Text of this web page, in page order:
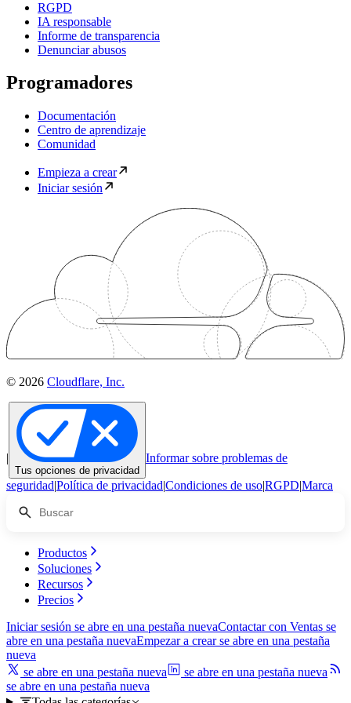
RGPD
IA responsable
Informe de transparencia
Denunciar abusos
Programadores
Documentación
Centro de aprendizaje
Comunidad
Empieza a crear
Iniciar sesión
© 2026 Cloudflare, Inc.
|
Tus opciones de privacidad
Informar sobre problemas de
seguridad|Política de privacidad|Condiciones de uso|RGPD|Marca
Productos
Soluciones
Recursos
Precios
Iniciar sesión se abre en una pestaña nuevaContactar con Ventas se
abre en una pestaña nuevaEmpezar a crearse abre en una pestaña
nueva
se abre en una pestaña nueva
se abre en una pestaña nueva
se abre en una pestaña nueva